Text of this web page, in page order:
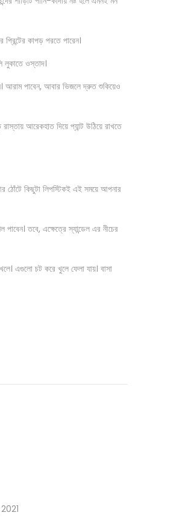
কাপড় পরতে পারেন।
লুকাতে ওস্তাদ।
আরাম পাবেন, আবার ভিজলে দ্রুত শুকিয়েও
রাস্তায় আরেকহাত দিয়ে প্যান্ট উঠিয়ে রাখতে
ঠোঁটে কিছুটা লিপস্টিকই এই সময়ে আপনার
পাবেন। তবে, এক্ষেত্রে স্যান্ডেল এর নীচের
এগুলো চট করে খুলে ফেলা যায়। বাসা